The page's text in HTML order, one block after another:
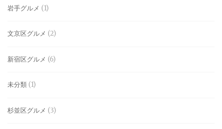
岩手グルメ (1)
文京区グルメ (2)
新宿区グルメ (6)
未分類 (1)
杉並区グルメ (3)